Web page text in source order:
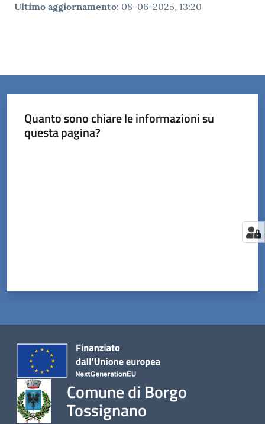
Ultimo aggiornamento: 08-06-2025, 13:20
Quanto sono chiare le informazioni su
questa pagina?
Comune di Borgo
Tossignano